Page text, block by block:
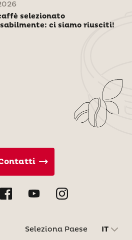
selezionato
ci siamo riusciti!
Seleziona Paese IT